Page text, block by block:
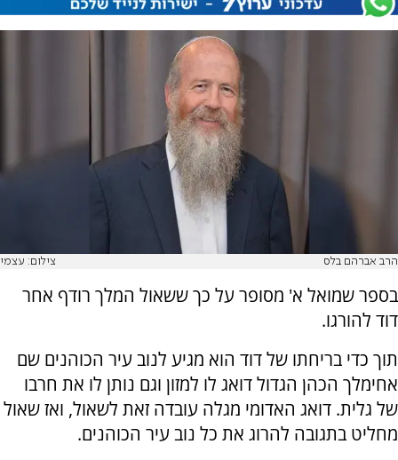
הרב אברהם בלס צילום: עצמי
בספר שמואל א' מסופר על כך ששאול המלך רודף אחר
דוד להורגו.
תוך כדי בריחתו של דוד הוא מגיע לנוב עיר הכוהנים שם
אחימלך הכהן הגדול דואג לו למזון וגם נותן לו את חרבו
של גלית. דואג האדומי מגלה עובדה זאת לשאול, ואז שאול
מחליט בתגובה להרוג את כל נוב עיר הכוהנים.